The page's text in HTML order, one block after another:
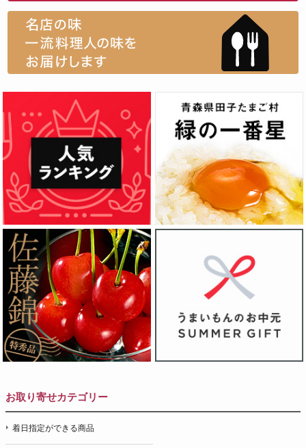
お取り寄せカテゴリー
着日指定ができる商品